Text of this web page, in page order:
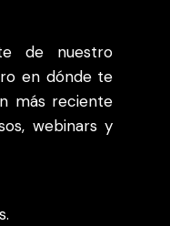
de nuestro
en dónde te
más reciente
webinars y